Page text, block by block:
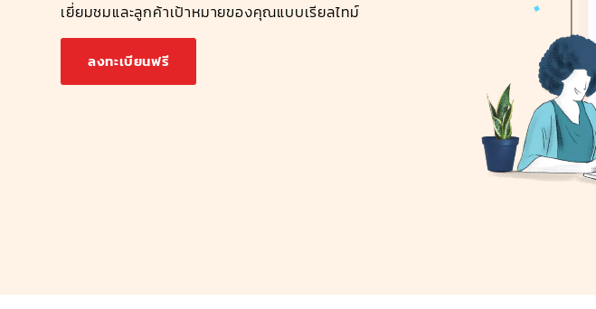
เยี่ยมชมและลูกค้าเป้าหมายของคุณแบบเรียลไทม์
ลงทะเบียนฟรี